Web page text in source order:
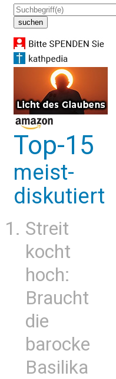
Top-15
meist-
diskutiert
Streit
kocht
hoch:
Braucht
die
barocke
Basilika